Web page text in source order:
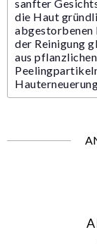
sanfter
die Haut
der Reinigung
aus